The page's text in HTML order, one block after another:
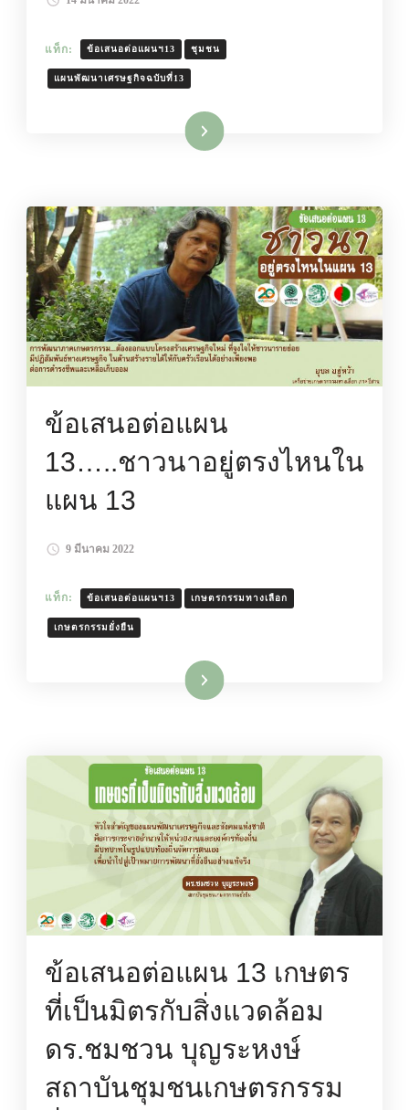
แท็ก: ข้อเสนอต่อแผนฯ13 ชุมชน
แผนพัฒนาเศรษฐกิจฉบับที่13
อ่านเพิ่มเติม
ข้อเสนอต่อแผน
13…..ชาวนาอยู่ตรงไหนใน
แผน 13
9 มีนาคม 2022
แท็ก: ข้อเสนอต่อแผนฯ13 เกษตรกรรมทางเลือก
เกษตรกรรมยั่งยืน
อ่านเพิ่มเติม
ข้อเสนอต่อแผน 13 เกษตร
ที่เป็นมิตรกับสิ่งแวดล้อม
ดร.ชมชวน บุญระหงษ์
สถาบันชุมชนเกษตรกรรม